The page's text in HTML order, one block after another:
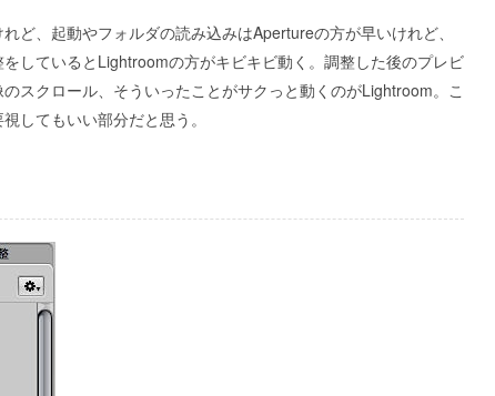
ど、起動やフォルダの読み込みはApertureの方が早いけれど、
しているとLightroomの方がキビキビ動く。調整した後のプレビ
スクロール、そういったことがサクっと動くのがLightroom。こ
してもいい部分だと思う。